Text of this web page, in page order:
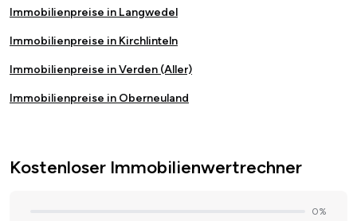
Immobilienpreise in Langwedel
Immobilienpreise in Kirchlinteln
Immobilienpreise in Verden (Aller)
Immobilienpreise in Oberneuland
Kostenloser Immobilienwertrechner